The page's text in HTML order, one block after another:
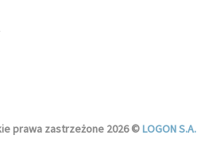
prawa zastrzeżone 2026 ©LOGON S.A.